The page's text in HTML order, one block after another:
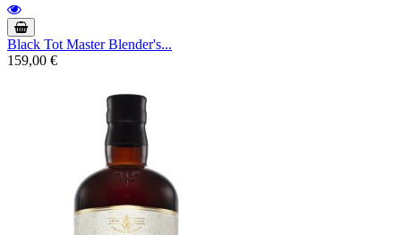
Black Tot Master Blender's...
159,00 €